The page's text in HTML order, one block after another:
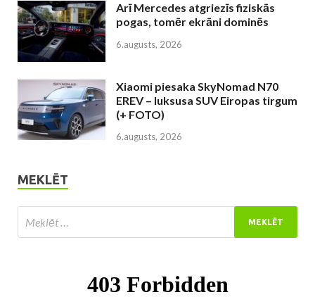
Arī Mercedes atgriezīs fiziskās
pogas, tomēr ekrāni dominēs
6.augusts, 2026
Xiaomi piesaka SkyNomad N70
EREV – luksusa SUV Eiropas tirgum
(+ FOTO)
6.augusts, 2026
MEKLĒT